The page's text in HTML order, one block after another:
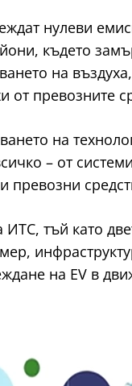
нулеви
където
на
превозните
на
– от
тъй като
на EV в